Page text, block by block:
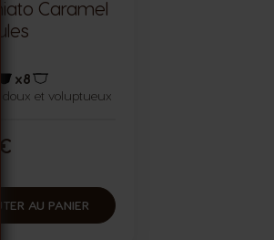
Caramel
Icône capsules
x8
Icône capsules
et voluptueux
AU PANIER